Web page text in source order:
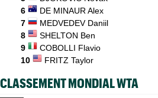
6
DE MINAUR Alex
7
MEDVEDEV Daniil
8
SHELTON Ben
9
COBOLLI Flavio
10
FRITZ Taylor
CLASSEMENT MONDIAL WTA